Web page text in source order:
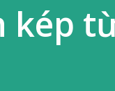
kép